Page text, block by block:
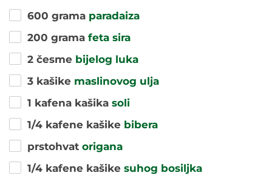
600 grama paradaiza
200 grama feta sira
2 česme bijelog luka
3 kašike maslinovog ulja
1 kafena kašika soli
1/4 kafene kašike bibera
prstohvat origana
1/4 kafene kašike suhog bosiljka